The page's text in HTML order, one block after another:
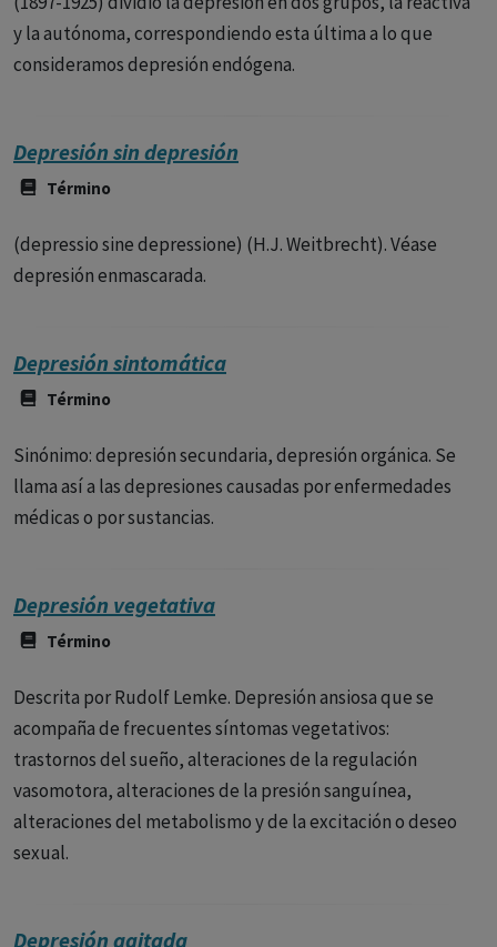
y la autónoma, correspondiendo esta última a lo que
consideramos depresión endógena.
Depresión sin depresión
Término
(depressio sine depressione) (H.J. Weitbrecht). Véase
depresión enmascarada.
Depresión sintomática
Término
Sinónimo: depresión secundaria, depresión orgánica. Se
llama así a las depresiones causadas por enfermedades
médicas o por sustancias.
Depresión vegetativa
Término
Descrita por Rudolf Lemke. Depresión ansiosa que se
acompaña de frecuentes síntomas vegetativos:
trastornos del sueño, alteraciones de la regulación
vasomotora, alteraciones de la presión sanguínea,
alteraciones del metabolismo y de la excitación o deseo
sexual.
Depresión agitada